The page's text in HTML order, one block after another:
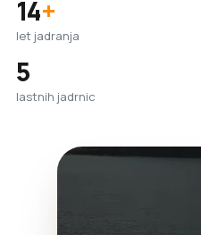
14+
let jadranja
5
lastnih jadrnic